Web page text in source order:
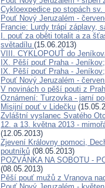
Cykloexpedice po stopách
Pouť Nový Jeruzalém -
Francie: Lurdy trápí záplavy,
I. pouť za oběti totalit a za
světadílu (15.06.2013)
VIII. CYKLOPOUŤ do
IX. Pěší pouť Praha -
IX. Pěší pouť Praha -
Pouť Nový Jeruzalém -
V novinách o pěší pouti z
Oznámení: Turzovka - jarní
Misijní pouť v Lidečku
Zvláštní vyslanec Svatého
12. a 13. května 2013 -
(12.05.2013)
Zjevení Královny pomoci,
poutníků (08.05.2013)
POZVÁNKA NA SOBOTU -
(08.05.2013)
Pěší pouť mužů z Vranova